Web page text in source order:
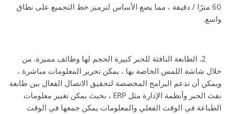
60 مترًا / دقيقة ، مما يضع الأساس لترميز خط التجميع على نطاق
واسع.
2. الطابعة النافثة للحبر كبيرة الحجم لها وظائف مميزة. من
خلال شاشة اللمس الخاصة بها ، يمكن تحرير المعلومات مباشرة ،
ويمكن أن تدعم البرامج المخصصة لتحقيق الاتصال الفعال بين طابعة
نفث الحبر وأنظمة الإدارة مثل ERP ، بحيث يمكن تغيير معلومات
الطباعة في الوقت الفعلي والمعلومات يمكن جمعها في الوقت